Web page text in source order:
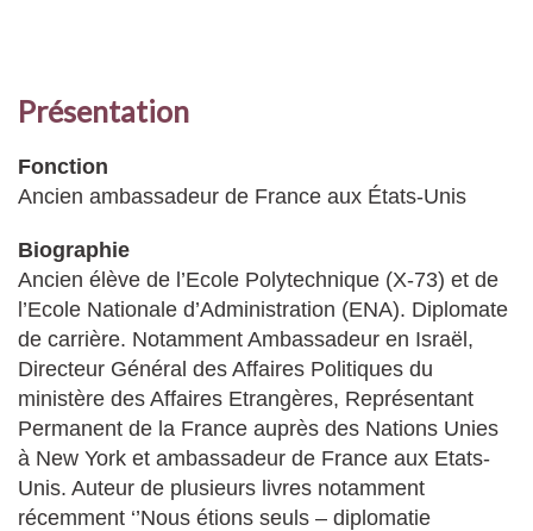
Présentation
Fonction
Ancien ambassadeur de France aux États-Unis
Biographie
Ancien élève de l’Ecole Polytechnique (X-73) et de
l’Ecole Nationale d’Administration (ENA). Diplomate
de carrière. Notamment Ambassadeur en Israël,
Directeur Général des Affaires Politiques du
ministère des Affaires Etrangères, Représentant
Permanent de la France auprès des Nations Unies
à New York et ambassadeur de France aux Etats-
Unis. Auteur de plusieurs livres notamment
récemment ‘’Nous étions seuls – diplomatie